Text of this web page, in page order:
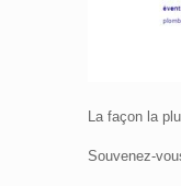
La façon la
Souvenez-